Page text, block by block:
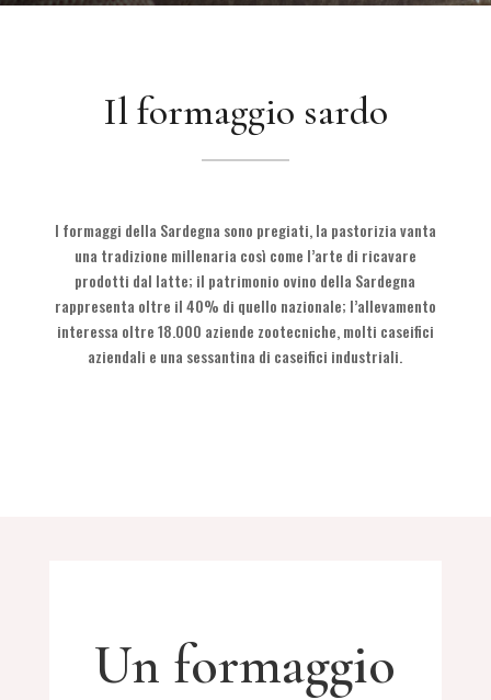
Il formaggio sardo
I formaggi della Sardegna sono pregiati, la pastorizia vanta
una tradizione millenaria così come l’arte di ricavare
prodotti dal latte; il patrimonio ovino della Sardegna
rappresenta oltre il 40% di quello nazionale; l’allevamento
interessa oltre 18.000 aziende zootecniche, molti caseifici
aziendali e una sessantina di caseifici industriali.
Un formaggio